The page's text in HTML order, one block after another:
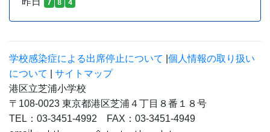
7 8 4
学校感染症による出席停止について 個人情報の取り扱い
について
サイトマップ
港区立芝浦小学校
〒108-0023 東京都港区芝浦４丁目８番１８号
TEL：03-3451-4992 FAX：03-3451-4949